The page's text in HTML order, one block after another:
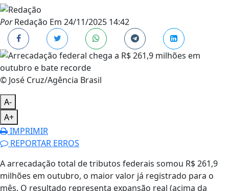
PorRedação Em 24/11/2025 14:42
© José Cruz/Agência Brasil
A-
A+
IMPRIMIR
REPORTAR ERROS
A arrecadação total de tributos federais somou R$ 261,9
milhões em outubro, o maior valor já registrado para o
mês. O resultado representa expansão real (acima da